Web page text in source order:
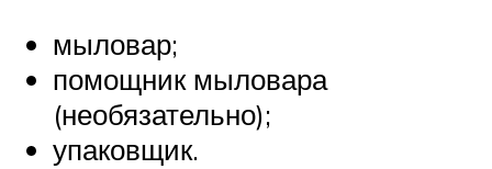
мыловар;
помощник мыловара
(необязательно);
упаковщик.